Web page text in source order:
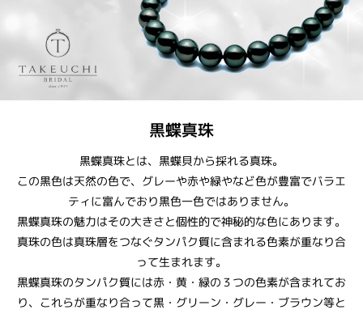
黒蝶真珠
黒蝶真珠とは、黒蝶貝から採れる真珠。
この黒色は天然の色で、グレーや赤や緑やなど色が豊富でバラエ
ティに富んでおり黒色一色ではありません。
黒蝶真珠の魅力はその大きさと個性的で神秘的な色にあります。
真珠の色は真珠層をつなぐタンパク質に含まれる色素が重なり合
って生まれます。
黒蝶真珠のタンパク質には赤・黄・緑の３つの色素が含まれてお
り、これらが重なり合って黒・グリーン・グレー・ブラウン等と